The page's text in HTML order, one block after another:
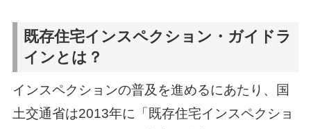
既存住宅インスペクション・ガイドラ
インとは？
インスペクションの普及を進めるにあたり、国
土交通省は2013年に「既存住宅インスペクショ